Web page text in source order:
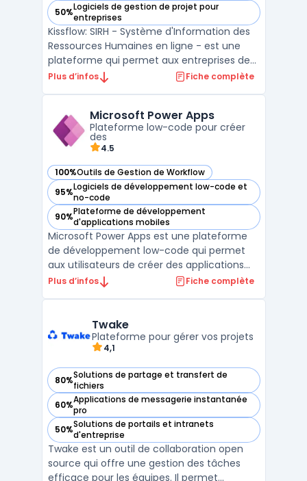
50%Logiciels de gestion de projet pour
entreprises
— voir Kissflow dans cette catégorie
Kissflow: SIRH - Système d'Information des
Ressources Humaines en ligne - est une
plateforme qui permet aux entreprises de
gérer efficacement les processus de
encore. Avec Kissflow, les processus sont
automatisés, ce qui p ...
Plus d’infos Fiche complète
Microsoft Power Apps
Plateforme low-code pour créer
des
4.5
100%Outils de Gestion de Workflow
— voir Microsoft Power Apps dans cette catégorie
95%Logiciels de développement low-code et
no-code
— voir Microsoft Power Apps dans cette catégorie
90%Plateforme de développement
d'applications mobiles
— voir Microsoft Power Apps dans cette catégorie
Microsoft Power Apps est une plateforme
de développement low-code qui permet
aux utilisateurs de créer des applications
métier sans avoir besoin de compétences
prédéfinis, les entreprises peuvent
rapidement concevoir des ...
Plus d’infos Fiche complète
Twake
Plateforme pour gérer vos projets
4,1
80%Solutions de partage et transfert de
fichiers
— voir Twake dans cette catégorie
60%Applications de messagerie instantanée
pro
— voir Twake dans cette catégorie
50%Solutions de portails et intranets
d'entreprise
— voir Twake dans cette catégorie
Twake est un outil de collaboration open
source qui offre une gestion des tâches
efficace pour les équipes. Il permet